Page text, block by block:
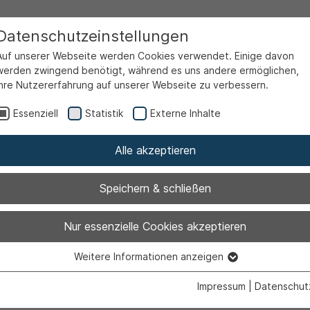
Josef
unserer Webseite werden Cookies verwendet. Einige davon
zwingend benötigt, während es uns andere ermöglichen,
Nutzererfahrung auf unserer Webseite zu verbessern.
Essenziell Statistik Externe Inhalte
Alle akzeptieren
Speichern & schließen
Nur essenzielle Cookies akzeptieren
Essenzielle Cookies werden für grundlegende Funktionen der
Weitere Informationen anzeigen
Impressum